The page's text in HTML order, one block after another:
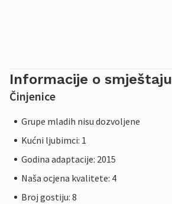
Informacije o smještaju
Činjenice
Grupe mladih nisu dozvoljene
Kućni ljubimci: 1
Godina adaptacije: 2015
Naša ocjena kvalitete: 4
Broj gostiju: 8